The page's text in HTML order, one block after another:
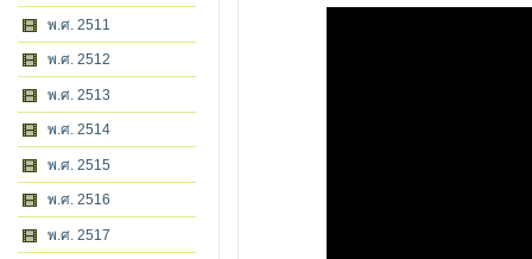
พ.ศ. 2511
พ.ศ. 2512
พ.ศ. 2513
พ.ศ. 2514
พ.ศ. 2515
พ.ศ. 2516
พ.ศ. 2517